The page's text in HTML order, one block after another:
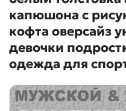
капюшона с
кофта оверсайз
девочки
одежда для